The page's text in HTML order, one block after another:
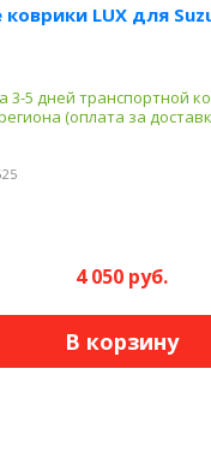
LUX для
3-5 дней транспортной
(оплата за
4 050 руб.
В корзину